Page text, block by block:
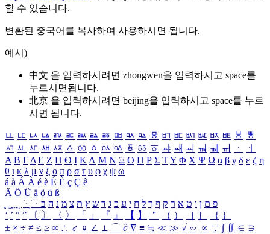
할 수 있습니다.
변환된 중국어를 복사하여 사용하시면 됩니다.
예시)
中文 을 입력하시려면 zhongwen을 입력하시고 space를
누르시면됩니다.
北京 을 입력하시려면 beijing을 입력하시고 space를 누르
시면 됩니다.
ㅥ ㅦ ㅧ ㅨ ㅩ ㅪ ㅫ ㅬ ㅭ ㅮ ㅯ ㅰ ㅱ ㅲ ㅳ ㅴ ㅵ ㅶ ㅷ ㅸ
ㅹ
ㅺ ㅻ ㅼ ㅽ ㅾ ㅿ ㆀ ㆁ ㆂ ㆃ ㆄ ㆅ ㆆ ㆇ ㆈ ㆉ ㆊ ㆋ ㆌ ㆍ
ㆎ
Α Β ΓΔ Ε Ζ Η Θ Ι ΚΛ Μ Ν Ξ Ο Π Ρ Σ ΤΥ Φ Χ Ψ Ω α β γ δ ε ζ η
θ ι κ λ μ ν ξ ο π ρ σ τ υ φ χ ψ ω
á à Á À é è É È ç Ç ê
Ä Ö Ü ä ö ü ß
ִֶֹ ֻּ ׁׂ פ ם ן ו ט א ר ק ף ך ל ח י ע כ ג ד ש ץ ת צ מ נ ה ב
‘ ’ “ ” 〔 〕 〈 〉 「 」 『 』 【 】 ＂ （ ） ［ ］ ｛ ｝
± × ÷ ≠ ≤ ≥ ∞ ∴ ♂ ♀ ∠ ⊥ ⌒ ∂ ∇ ≡ ≒ ≪ ≫ √ ∽ ∝ ∵ ∫ ∬ ∈ ∋